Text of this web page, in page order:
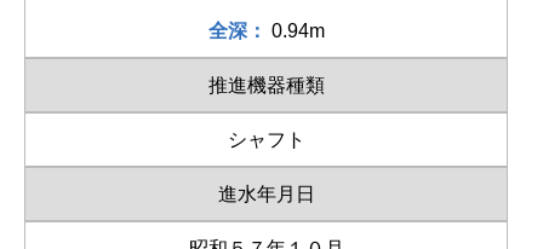
全深： 0.94m
推進機器種類
シャフト
進水年月日